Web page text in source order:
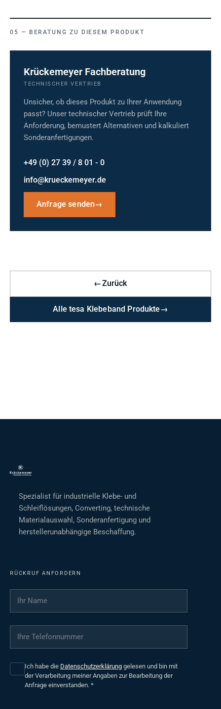
BERATUNG ZU DIESEM PRODUKT
Krückemeyer Fachberatung
TECHNISCHER VERTRIEB
Unsicher, ob dieses Produkt zu Ihrer Anwendung
passt? Unser technischer Vertrieb prüft Ihre
Anforderung, bemustert Alternativen und kalkuliert
Sonderanfertigungen.
+49 (0) 27 39 / 8 01 - 0
info@krueckemeyer.de
Anfrage senden→
←Zurück
Alle tesa Klebeband Produkte→
Spezialist für industrielle Klebe- und
Schleiflösungen, Converting, technische
Materialauswahl, Sonderanfertigung und
herstellerunabhängige Beschaffung.
RÜCKRUF ANFORDERN
Ihr Name
Ihre Telefonnummer
Ich habe die Datenschutzerklärung gelesen und bin mit
der Verarbeitung meiner Angaben zur Bearbeitung der
Anfrage einverstanden. *